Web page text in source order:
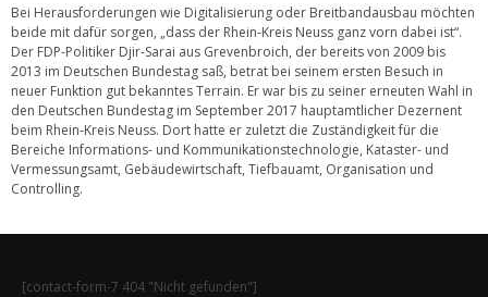
Bei Herausforderungen wie Digitalisierung oder Breitbandausbau möchten
beide mit dafür sorgen, „dass der Rhein-Kreis Neuss ganz vorn dabei ist“.
Der FDP-Politiker Djir-Sarai aus Grevenbroich, der bereits von 2009 bis
2013 im Deutschen Bundestag saß, betrat bei seinem ersten Besuch in
neuer Funktion gut bekanntes Terrain. Er war bis zu seiner erneuten Wahl in
den Deutschen Bundestag im September 2017 hauptamtlicher Dezernent
beim Rhein-Kreis Neuss. Dort hatte er zuletzt die Zuständigkeit für die
Bereiche Informations- und Kommunikationstechnologie, Kataster- und
Vermessungsamt, Gebäudewirtschaft, Tiefbauamt, Organisation und
Controlling.
[contact-form-7 404 "Nicht gefunden"]